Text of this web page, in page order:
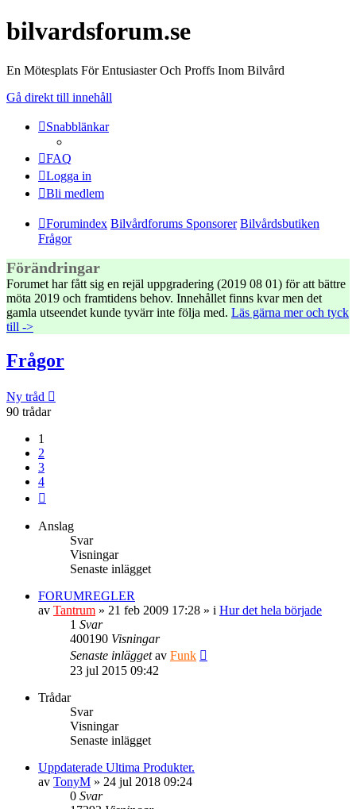
bilvardsforum.se
En Mötesplats För Entusiaster Och Proffs Inom Bilvård
Gå direkt till innehåll
Snabblänkar
FAQ
Logga in
Bli medlem
Forumindex Bilvårdforums Sponsorer Bilvårdsbutiken
Frågor
Förändringar
Forumet har fått sig en rejäl uppgradering (2019 08 01) för att bättre
möta 2019 och framtidens behov. Innehållet finns kvar men det
gamla utseendet kunde tyvärr inte följa med. Läs gärna mer och tyck
till ->
Frågor
Ny tråd
90 trådar
1
2
3
4
Anslag
Svar
Visningar
Senaste inlägget
FORUMREGLER
av Tantrum » 21 feb 2009 17:28 » i Hur det hela började
1 Svar
400190 Visningar
Senaste inläggetav Funk
23 jul 2015 09:42
Trådar
Svar
Visningar
Senaste inlägget
Uppdaterade Ultima Produkter.
av TonyM » 24 jul 2018 09:24
0 Svar